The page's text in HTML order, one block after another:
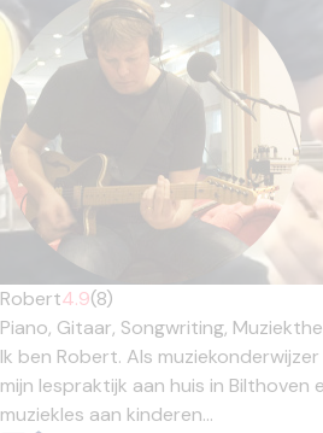
Robert4.9(8)
Piano, Gitaar, Songwriting,
Ik ben Robert. Als
mijn lespraktijk aan huis in Bilthoven
muziekles aan kinderen...